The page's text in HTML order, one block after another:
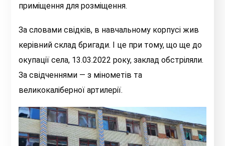
приміщення для розміщення.
За словами свідків, в навчальному корпусі жив
керівний склад бригади. І це при тому, що ще до
окупації села, 13.03.2022 року, заклад обстріляли.
За свідченнями — з мінометів та
великокаліберної артилерії.